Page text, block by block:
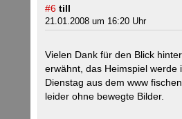
#6 till
21.01.2008 um 16:20 Uhr
Vielen Dank für den Blick
erwähnt, das Heimspiel werde
Dienstag aus dem www
leider ohne bewegte Bilder.